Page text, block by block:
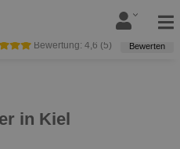
in Kiel
Bewertung: 4,6 (5) Bewerten